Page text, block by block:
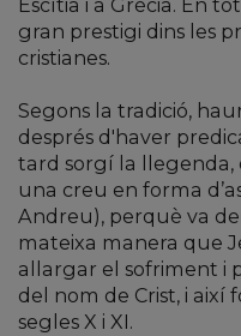
Escítia i a Grècia. En
gran prestigi dins les
cristianes.
Segons la tradició,
després d'haver
tard sorgí la
una creu en forma
Andreu), perquè va
mateixa manera que
allargar el sofriment i
del nom de Crist, i
segles X i XI.